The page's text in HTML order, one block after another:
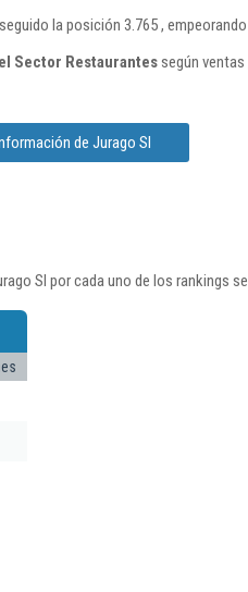
la posición 3.765 ,
Sector Restaurantessegún
de Jurago Sl
Sl por cada uno de los rankings